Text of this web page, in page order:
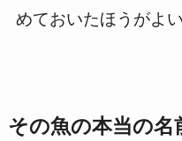
めておいたほうがよ
その魚の本当の